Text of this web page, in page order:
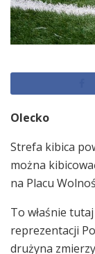
Olecko
Strefa kibica
można
na Placu
To właśnie
reprezentacji
drużyna